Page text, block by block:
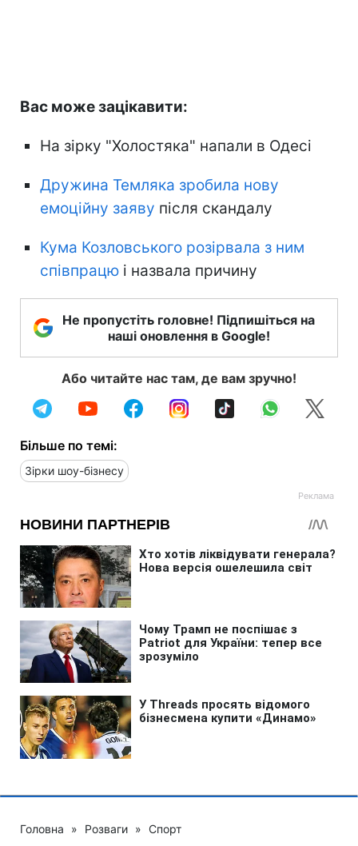
Вас може зацікавити:
На зірку "Холостяка" напали в Одесі
Дружина Темляка зробила нову
емоційну заяву після скандалу
Кума Козловського розірвала з ним
співпрацю і назвала причину
Не пропустіть головне! Підпишіться на
наші оновлення в Google!
Або читайте нас там, де вам зручно!
Більше по темі:
Зірки шоу-бізнесу
Головна » Розваги » Спорт